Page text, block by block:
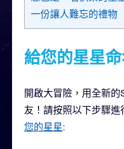
一份讓人難忘的禮物
給您的星星
開啟大冒險，用全新
友！請按照以下步驟進
您的星星: